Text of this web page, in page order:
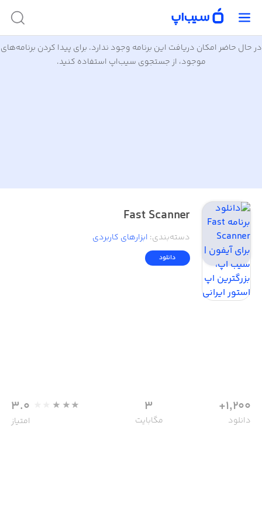
در حال حاضر امکان دریافت این برنامه وجود ندارد. برای پیدا کردن برنامه‌های
موجود، از جستجوی سیب‌اپ استفاده کنید.
Fast Scanner
دسته‌بندی: ابزار‌های کاربردی
دانلود
1,200+
دانلود
3
مگابایت
3.0
امتیاز